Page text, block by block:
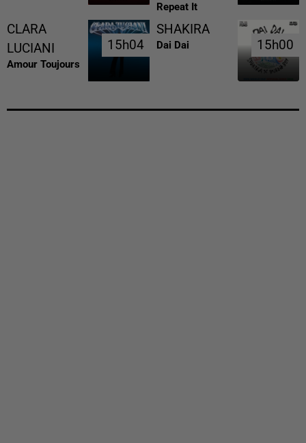
Repeat It
CLARA
LUCIANI
Amour Toujours
15h04
15h04
SHAKIRA
Dai Dai 15h00
15h00